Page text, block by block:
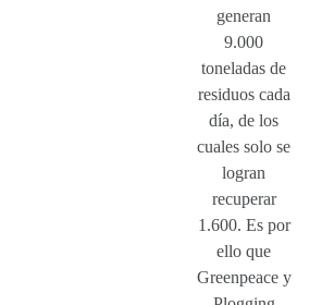
generan
9.000
toneladas de
residuos cada
día, de los
cuales solo se
logran
recuperar
1.600. Es por
ello que
Greenpeace y